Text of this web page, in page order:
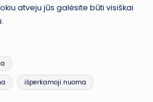
atveju jūs galėsite būti visiškai
išperkamoji nuoma